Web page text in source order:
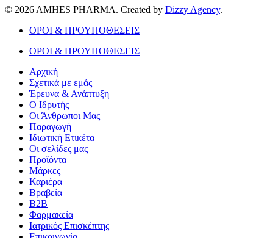
© 2026 AMHES PHARMA. Created by Dizzy Agency.
ΟΡΟΙ & ΠΡΟΥΠΟΘΕΣΕΙΣ
ΟΡΟΙ & ΠΡΟΥΠΟΘΕΣΕΙΣ
Αρχική
Σχετικά με εμάς
Έρευνα & Ανάπτυξη
Ο Ιδρυτής
Οι Άνθρωποι Μας
Παραγωγή
Ιδιωτική Ετικέτα
Οι σελίδες μας
Προϊόντα
Μάρκες
Καριέρα
Βραβεία
B2B
Φαρμακεία
Ιατρικός Επισκέπτης